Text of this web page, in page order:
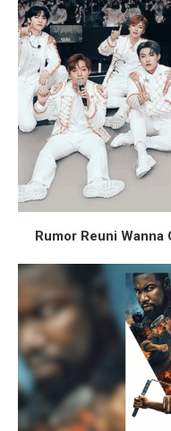
Rumor Reuni Wanna